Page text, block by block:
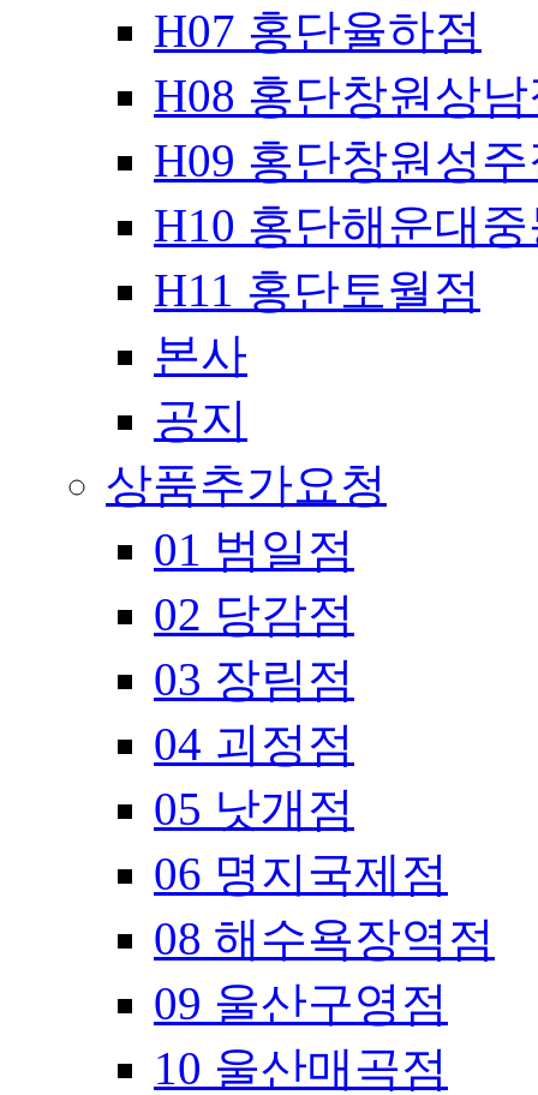
H07 홍단율하점
H08 홍단창원상
H09 홍단창원성
H10 홍단해운대
H11 홍단토월점
본사
공지
상품추가요청
01 범일점
02 당감점
03 장림점
04 괴정점
05 낫개점
06 명지국제점
08 해수욕장역점
09 울산구영점
10 울산매곡점